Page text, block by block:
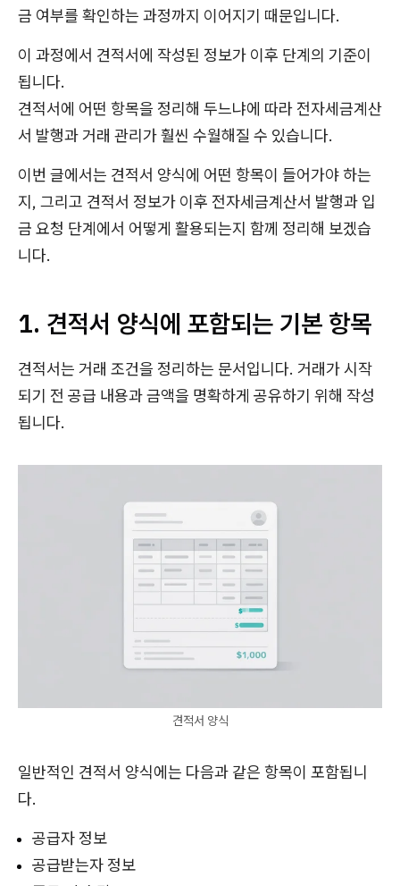
금 여부를 확인하는 과정까지 이어지기 때문입니다.
이 과정에서 견적서에 작성된 정보가 이후 단계의 기준이
됩니다.
견적서에 어떤 항목을 정리해 두느냐에 따라 전자세금계산
서 발행과 거래 관리가 훨씬 수월해질 수 있습니다.
이번 글에서는 견적서 양식에 어떤 항목이 들어가야 하는
지, 그리고 견적서 정보가 이후 전자세금계산서 발행과 입
금 요청 단계에서 어떻게 활용되는지 함께 정리해 보겠습
니다.
1. 견적서 양식에 포함되는 기본 항목
견적서는 거래 조건을 정리하는 문서입니다. 거래가 시작
되기 전 공급 내용과 금액을 명확하게 공유하기 위해 작성
됩니다.
견적서 양식
일반적인 견적서 양식에는 다음과 같은 항목이 포함됩니
다.
공급자 정보
공급받는자 정보